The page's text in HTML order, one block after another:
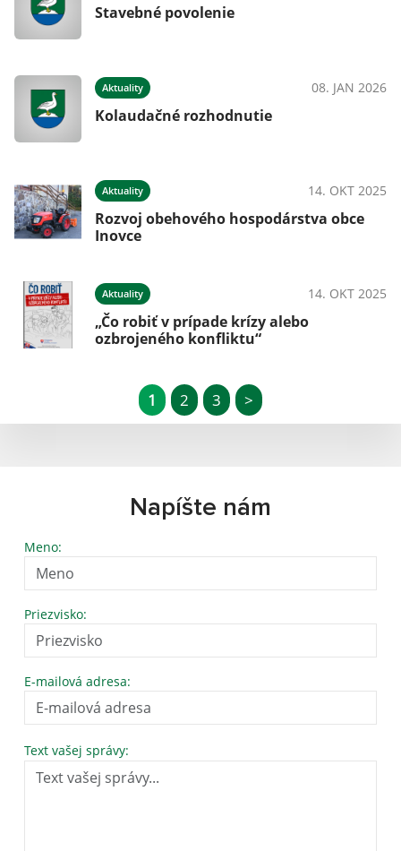
Stavebné povolenie
Aktuality 08. JAN 2026
Kolaudačné rozhodnutie
Aktuality 14. OKT 2025
Rozvoj obehového hospodárstva obce
Inovce
Aktuality 14. OKT 2025
„Čo robiť v prípade krízy alebo
ozbrojeného konfliktu“
1 2 3 >
Napíšte nám
Meno:
Priezvisko:
E-mailová adresa:
Text vašej správy: